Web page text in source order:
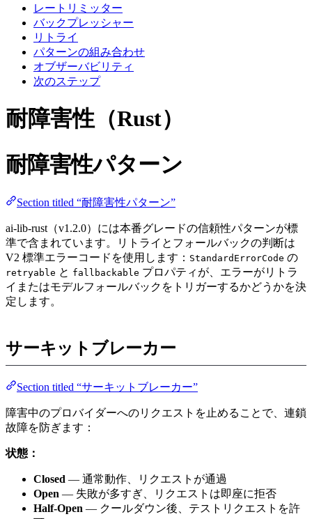
レートリミッター
バックプレッシャー
リトライ
パターンの組み合わせ
オブザーバビリティ
次のステップ
耐障害性（Rust）
耐障害性パターン
Section titled “耐障害性パターン”
ai-lib-rust（v1.2.0）には本番グレードの信頼性パターンが標
準で含まれています。リトライとフォールバックの判断は
V2 標準エラーコードを使用します： StandardErrorCode の
retryable と fallbackable プロパティが、エラーがリトラ
イまたはモデルフォールバックをトリガーするかどうかを決
定します。
サーキットブレーカー
Section titled “サーキットブレーカー”
障害中のプロバイダーへのリクエストを止めることで、連鎖
故障を防ぎます：
状態：
Closed — 通常動作、リクエストが通過
Open — 失敗が多すぎ、リクエストは即座に拒否
Half-Open — クールダウン後、テストリクエストを許